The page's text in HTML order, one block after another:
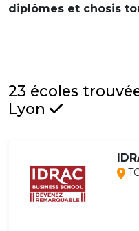
diplômes et chosis
23 écoles
Lyon